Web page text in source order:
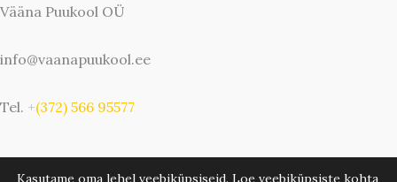
Vääna Puukool OÜ
info@vaanapuukool.ee
Tel. +(372) 566 95577
Kasutame oma lehel veebiküpsiseid. Loe veebiküpsiste kohta